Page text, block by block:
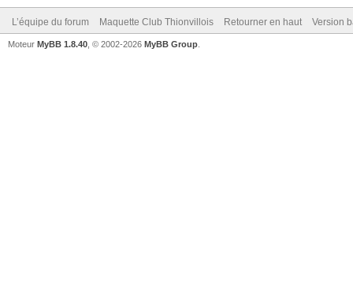
L’équipe du forum Maquette Club Thionvillois Retourner en haut Version
Moteur MyBB 1.8.40 , © 2002-2026 MyBB Group